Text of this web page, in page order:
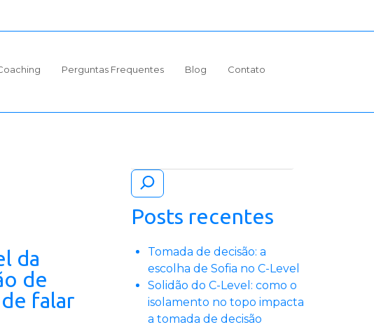
Perguntas Frequentes Blog Contato
da
de
falar
Posts recentes
Tomada de decisão: a
escolha de Sofia no C-Level
Solidão do C-Level: como o
isolamento no topo impacta
a tomada de decisão